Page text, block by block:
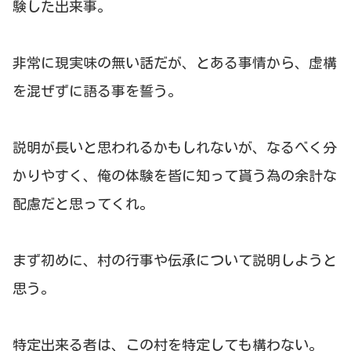
験した出来事。
非常に現実味の無い話だが、とある事情から、虚構
を混ぜずに語る事を誓う。
説明が長いと思われるかもしれないが、なるべく分
かりやすく、俺の体験を皆に知って貰う為の余計な
配慮だと思ってくれ。
まず初めに、村の行事や伝承について説明しようと
思う。
特定出来る者は、この村を特定しても構わない。